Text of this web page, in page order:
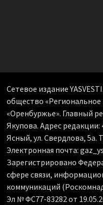
Сетевое издание
общество
«Оренбуржье». Главный
Якупова. Адрес редакции:
Ясный, ул. Свердлова, 5а.
Электронная почта:
Зарегистрировано
сфере связи,
коммуникаций
Эл № ФС77-83282 от